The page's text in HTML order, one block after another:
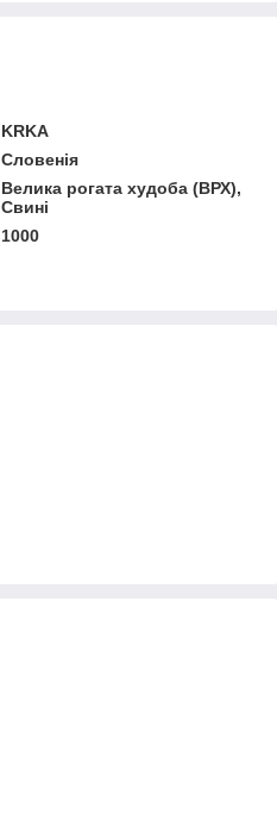
KRKA
Словенія
Велика рогата худоба (ВРХ),
Свині
1000